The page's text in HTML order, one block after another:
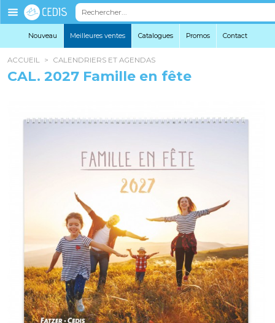
Éditions
Cedis
Nouveau Meilleures ventes Catalogues Promos Contact
ACCUEIL > CALENDRIERS ET AGENDAS
CAL. 2027 Famille en fête